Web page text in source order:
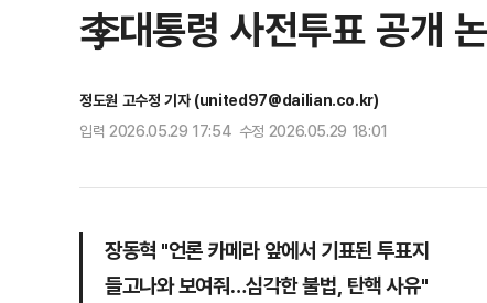
李대통령 사전투표 공개
정도원 고수정 기자 (united97@dailian.co.kr)
입력 2026.05.29 17:54 수정 2026.05.29 18:01
장동혁 "언론 카메라 앞에서 기표된 투표지
들고나와 보여줘…심각한 불법, 탄핵 사유"